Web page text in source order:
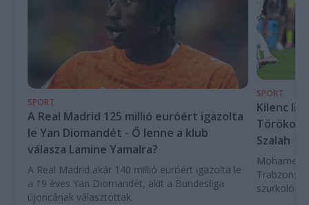
SPORT
A Real Madrid 125 millió euróért igazolta
le Yan Diomandét - Ő lenne a klub
válasza Lamine Yamalra?
A Real Madrid akár 140 millió euróért igazolta le
a 19 éves Yan Diomandét, akit a Bundesliga
újoncának választottak.
SPORT
Kilenc
Szalah
Mohamed
szurkoló